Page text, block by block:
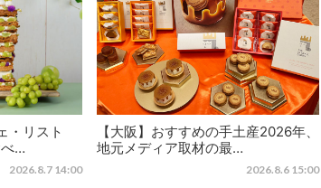
・リスト
…
2026.8.7 14:00
【大阪】おすすめの手土産2026年、
地元メディア取材の最…
2026.8.6 15:00